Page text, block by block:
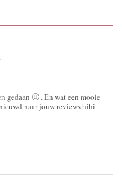
gedaan 🙂 . En wat een mooie
naar jouw reviews hihi.